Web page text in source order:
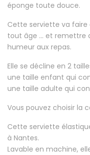
éponge toute douce.
Cette serviette va faire
tout âge ... et remettre
humeur aux repas.
Elle se décline en 2
une taille enfant qui
une taille adulte qui
Vous pouvez choisir la
Cette serviette
à Nantes.
Lavable en machine,